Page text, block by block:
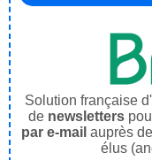
Solution française d'
de newsletters
par e-mail auprès
élus